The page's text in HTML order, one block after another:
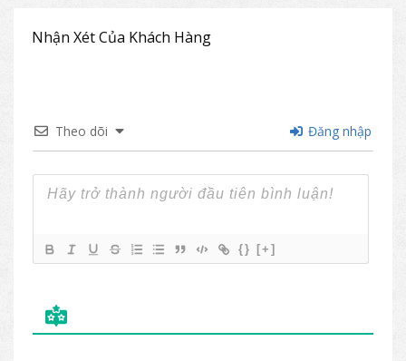
đại, thường được sử dụng để lưu trữ hồ
Nhận Xét Của Khách Hàng
Theo dõi Đăng nhập
{} [+]